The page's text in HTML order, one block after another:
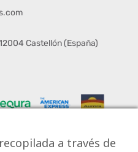
Castellón (España)
a través de